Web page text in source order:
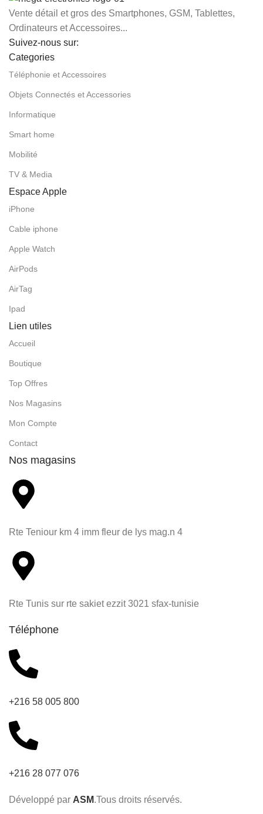
Vente détail et gros des Smartphones, GSM, Tablettes,
Ordinateurs et Accessoires...
Suivez-nous sur:
Categories
Téléphonie et Accessoires
Objets Connectés et Accessories
Informatique
Smart home
Mobilité
TV & Media
Espace Apple
iPhone
Cable iphone
Apple Watch
AirPods
AirTag
Ipad
Lien utiles
Accueil
Boutique
Top Offres
Nos Magasins
Mon Compte
Contact
Nos magasins
Rte Teniour km 4 imm fleur de lys mag.n 4
Rte Tunis sur rte sakiet ezzit 3021 sfax-tunisie
Téléphone
+216 58 005 800
+216 28 077 076
Développé par ASM.Tous droits réservés.